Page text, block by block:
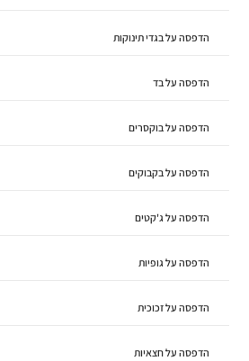
הדפסה על בגדי תינוקות
הדפסה על בד
הדפסה על בוקסרים
הדפסה על בקבוקים
הדפסה על ג'קטים
הדפסה על גופיות
הדפסה על זכוכית
הדפסה על חצאיות